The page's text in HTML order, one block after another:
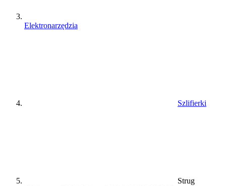
Elektronarzędzia
Szlifierki
Strug